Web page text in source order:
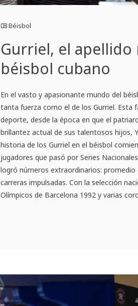
Béisbol
Gurriel, el apellido
béisbol cubano
En el vasto y apasionante mundo del
tanta fuerza como el de los Gurriel. Esta
deporte, desde la época en que el
brillantez actual de sus talentosos hijos,
historia de los Gurriel en el béisbol
jugadores que pasó por Series
logró números extraordinarios:
carreras impulsadas. Con la selección
Olímpicos de Barcelona 1992 y varias